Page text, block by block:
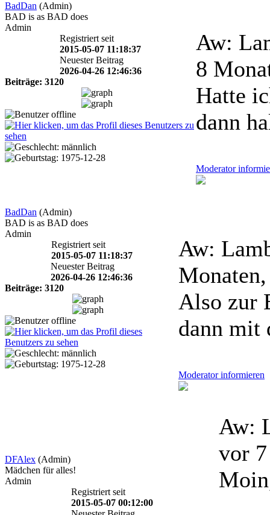
BadDan (Admin)
BAD is as BAD does
Admin
Registriert seit
2015-05-07 11:18:37
Neuester Beitrag
2026-04-26 12:46:36
Beiträge: 3120
Aw:
8
Hatte
dann
Moderator
BadDan (Admin)
BAD is as BAD does
Admin
Registriert seit
2015-05-07 11:18:37
Neuester Beitrag
2026-04-26 12:46:36
Beiträge: 3120
Aw:
Also zur
dann mit
Moderator informieren
DFAlex (Admin)
Mädchen für alles!
Admin
Registriert seit
2015-05-07 00:12:00
Aw:
vor